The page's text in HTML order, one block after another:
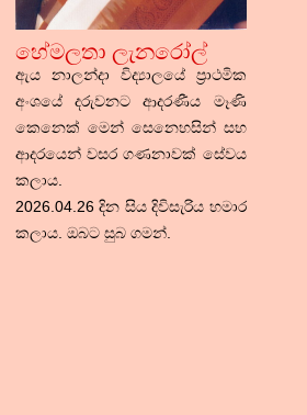
හේමලතා ලැනරෝල්
ඇය නාලන්දා විද්‍යාලයේ ප්‍රාථමික
අංශයේ දරුවනට ආදරණීය මෑණි
කෙනෙක් මෙන් සෙනෙහසින් සහ
ආදරයෙන් වසර ගණනාවක් සේවය
කලාය.
2026.04.26 දින සිය දිවිසැරිය හමාර
කලාය. ඔබට සුබ ගමන්.